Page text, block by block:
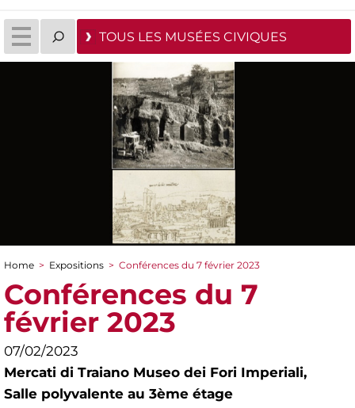
TOUS LES MUSÉES CIVIQUES
You are here
Home > Expositions > Conférences du 7 février 2023
Conférences du 7
février 2023
07/02/2023
Mercati di Traiano Museo dei Fori Imperiali,
Salle polyvalente au 3ème étage